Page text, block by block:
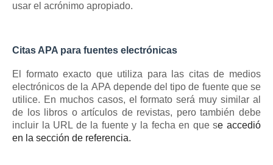
usar el acrónimo apropiado.
Citas APA para fuentes electrónicas
El formato exacto que utiliza para las citasde medios
electrónicos de la APA depende del tipo de fuente que se
utilice. En muchos casos, el formato será muy similar al
de los libros o artículos de revistas, pero también debe
incluir la URL de la fuente y la fecha en que se accedió
en la sección de referencia.